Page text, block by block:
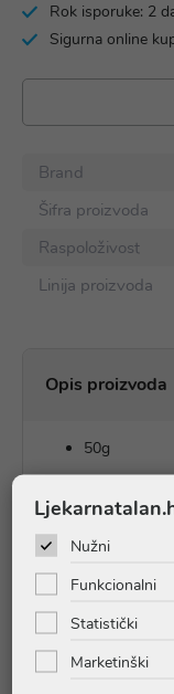
Rok isporuke: 2
Sigurna online
Brand
Šifra proizvoda
Raspoloživost
Linija proizvoda
Opis proizvoda
50g
Dr. Theiss
recepturama, s
vrlo slična
optimalan prijenos
Sadrži najvrjednije
nevena.
Pomaže kod
Popratna njega kod
Nužni
Funkcionalni
Statistički
Marketinški